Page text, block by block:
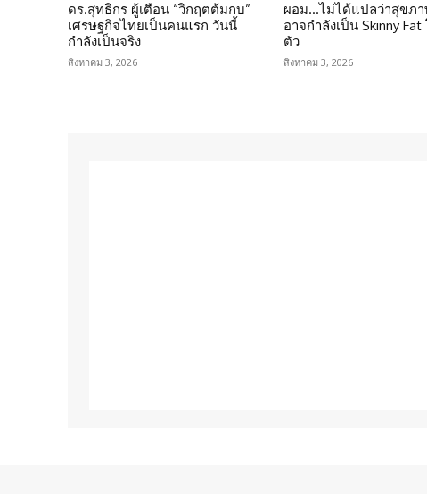
ดร.สุทธิกร ผู้เตือน “วิกฤตต้มกบ”
เศรษฐกิจไทยเป็นคนแรก วันนี้
กำลังเป็นจริง
สิงหาคม 3, 2026
ผอม…ไม่ได้แปลว่าสุขภ
อาจกำลังเป็น Skinny
ตัว
สิงหาคม 3, 2026